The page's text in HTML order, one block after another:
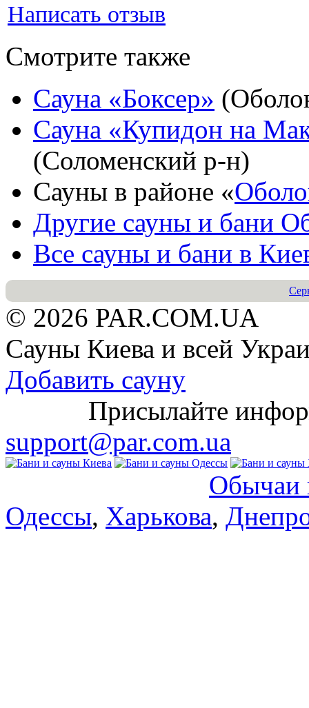
Написать отзыв
Смотрите также
Сауна «Боксер»
Сауна «Купидон на
(Соломенский р-н)
Сауны в районе «
Другие сауны и бани
Все сауны и бани в
© 2026 PAR.COM.UA
Сауны Киева и всей
Добавить сауну
Присылайте
support@par.com.ua
Обычаи
Одессы, Харькова,